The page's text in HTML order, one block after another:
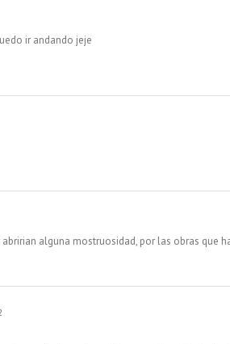
ir andando jeje
alguna mostruosidad, por las obras